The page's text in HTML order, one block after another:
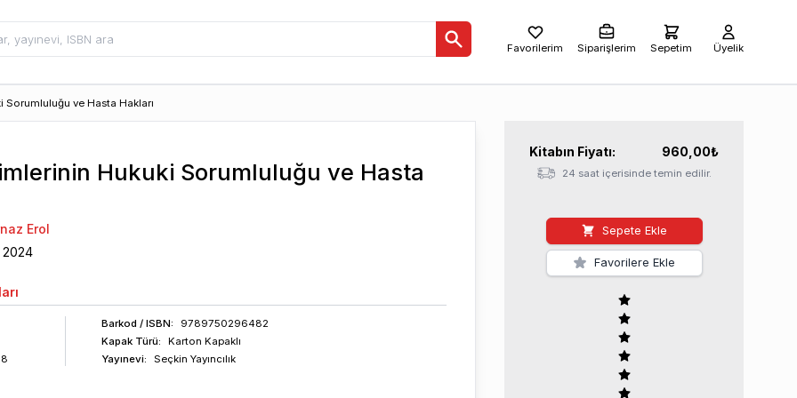
Favorilerim Siparişlerim Sepetim Üyelik
Sorumluluğu ve Hasta Hakları
Hukuki Sorumluluğu ve Hasta
Erol
2024
Barkod / ISBN:
9789750296482
Kapak Türü:
Karton Kapaklı
Yayınevi:
Seçkin Yayıncılık
Kitabın Fiyatı: 960,00₺
24 saat içerisinde temin edilir.
Sepete Ekle
Favorilere Ekle